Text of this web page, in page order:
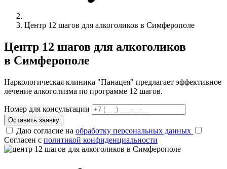
Центр 12 шагов для алкоголиков в Симферополе
Центр 12 шагов для алкоголиков
в Симферополе
Наркологическая клиника "Панацея" предлагает эффективное
лечение алкоголизма по программе 12 шагов.
Номер для консультации
Оставить заявку
Даю согласие на обработку персональных данных
Согласен с политикой конфиденциальности